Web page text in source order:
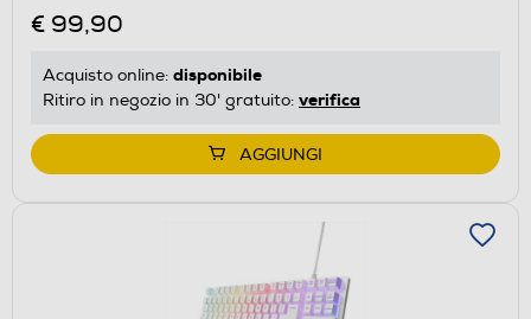
€ 99,90
Acquisto online: disponibile
Ritiro in negozio in 30' gratuito: verifica
AGGIUNGI